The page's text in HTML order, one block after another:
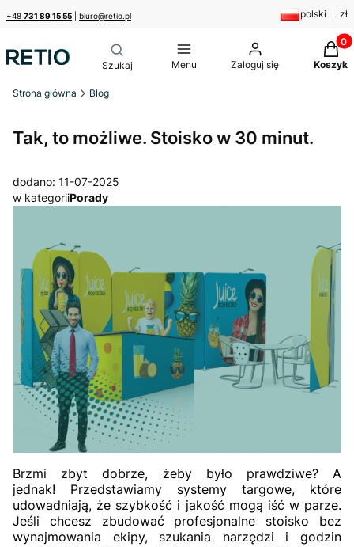
+48 731 89 15 55 biuro@retio.pl polski zł
Menu Zaloguj się Koszyk
Strona główna Blog
Tak, to możliwe. Stoisko w 30 minut.
dodano: 11-07-2025
w kategoriiPorady
Brzmi zbyt dobrze, żeby było prawdziwe? A
jednak! Przedstawiamy systemy targowe, które
udowadniają, że szybkość i jakość mogą iść w parze.
Jeśli chcesz zbudować profesjonalne stoisko bez
wynajmowania ekipy, szukania narzędzi i godzin